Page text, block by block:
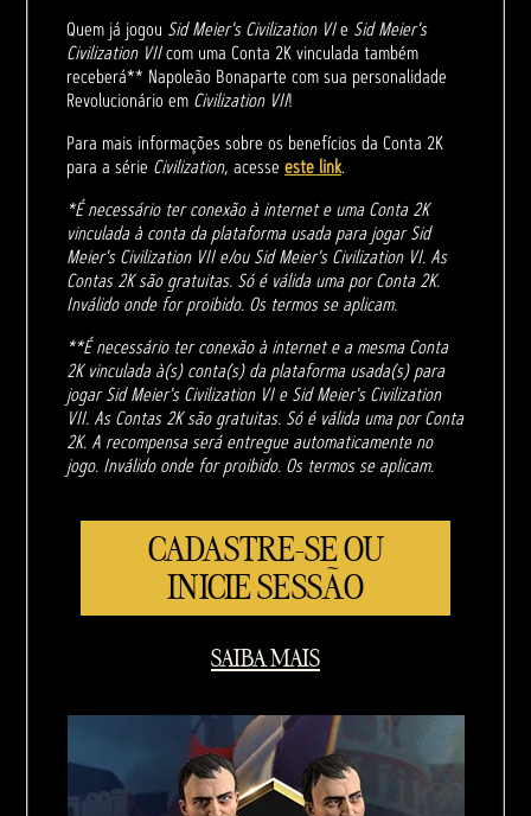
Quem já jogou Sid Meier's Civilization VIe Sid Meier's
Civilization VIIcom uma Conta 2K vinculada também
receberá** Napoleão Bonaparte com sua personalidade
Revolucionário em Civilization VII!
Para mais informações sobre os benefícios da Conta 2K
para a série Civilization, acesse este link.
*É necessário ter conexão à internet e uma Conta 2K
vinculada à conta da plataforma usada para jogar Sid
Meier's Civilization VII e/ou Sid Meier's Civilization VI. As
Contas 2K são gratuitas. Só é válida uma por Conta 2K.
Inválido onde for proibido. Os termos se aplicam.
**É necessário ter conexão à internet e a mesma Conta
2K vinculada à(s) conta(s) da plataforma usada(s) para
jogar Sid Meier's Civilization VI e Sid Meier's Civilization
VII. As Contas 2K são gratuitas. Só é válida uma por Conta
2K. A recompensa será entregue automaticamente no
jogo. Inválido onde for proibido. Os termos se aplicam.
CADASTRE-SE OU
INICIE SESSÃO
SAIBA MAIS